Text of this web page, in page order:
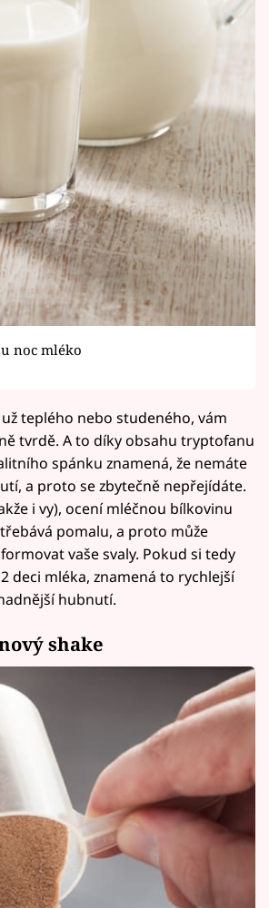
noc mléko
teplého nebo studeného, vám
tvrdě. A to díky obsahu tryptofanu
spánku znamená, že nemáte
a proto se zbytečně nepřejídáte.
i vy), ocení mléčnou bílkovinu
pomalu, a proto může
vaše svaly. Pokud si tedy
deci mléka, znamená to rychlejší
hubnutí.
shake